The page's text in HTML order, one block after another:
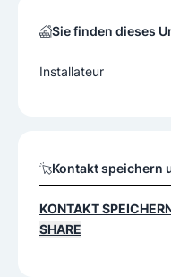
Sie finden dieses
Installateur
Kontakt speichern
KONTAKT
SHARE